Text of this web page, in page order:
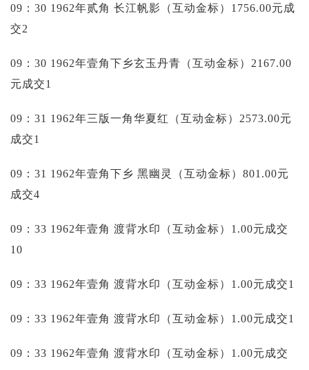
09：30 1962年贰角 长江帆影（互动金标）1756.00元成
交2
09：30 1962年壹角下乡玄玉丹青（互动金标）2167.00
元成交1
09：31 1962年三版一角华夏红（互动金标）2573.00元
成交1
09：31 1962年壹角下乡 黑幽灵（互动金标）801.00元
成交4
09：33 1962年壹角 渡背水印（互动金标）1.00元成交
10
09：33 1962年壹角 渡背水印（互动金标）1.00元成交1
09：33 1962年壹角 渡背水印（互动金标）1.00元成交1
09：33 1962年壹角 渡背水印（互动金标）1.00元成交